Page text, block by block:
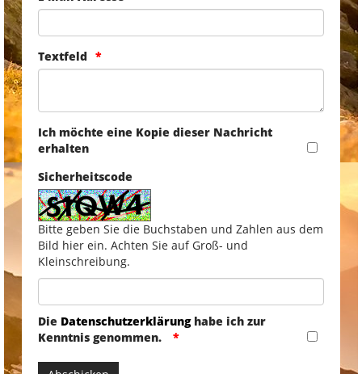
Textfeld
Ich möchte eine Kopie dieser Nachricht
erhalten
Sicherheitscode
Bitte geben Sie die Buchstaben und Zahlen aus dem
Bild hier ein. Achten Sie auf Groß- und
Kleinschreibung.
Die Datenschutzerklärunghabe ich zur
Kenntnis genommen.